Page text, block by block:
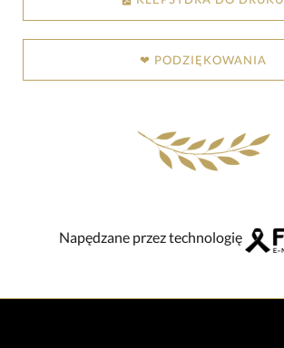
❤ PODZIĘKOWANIA
Napędzane przez technologię